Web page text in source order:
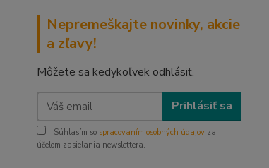
Nepremeškajte novinky, akcie
a zľavy!
Môžete sa kedykoľvek odhlásiť.
Prihlásiť sa
Súhlasím so spracovaním osobných údajov za
účelom zasielania newslettera.